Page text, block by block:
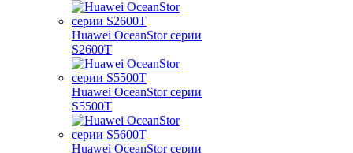
Huawei OceanStor серии
S2600T
Huawei OceanStor серии
S5500T
Huawei OceanStor серии